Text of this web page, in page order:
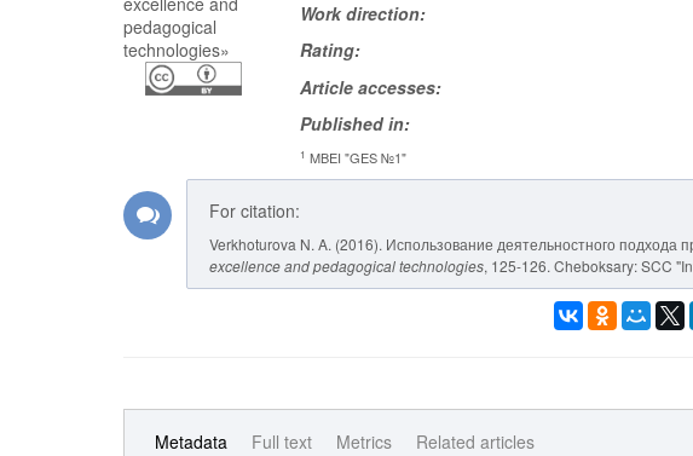
Work direction:
Rating:
Article accesses:
Published in:
1 MBEI "GES №1"
For citation:
Verkhoturova N. A. (2016). Использование деятельностного подхода
excellence and pedagogical technologies, 125-126. Cheboksary: SCC
Metadata Full text Metrics Related articles